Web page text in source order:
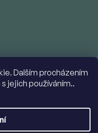
Dalším procházením
jejich používáním..